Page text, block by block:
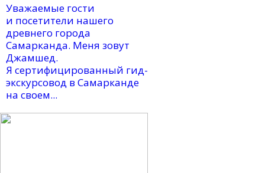
Уважаемые гости
и посетители нашего
древнего города
Самарканда. Меня зовут
Джамшед.
Я сертифицированный гид-
экскурсовод в Самарканде
на своем...